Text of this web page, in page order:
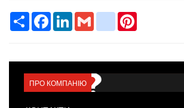
РесурсFacebook
LinkedInGmail google_bookmarks
ПРО КОМПАНІЮ